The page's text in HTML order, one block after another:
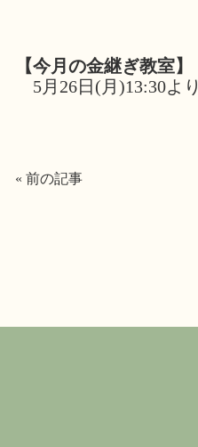
【今月の金継ぎ教室】
5月26日(月)13:30より
« 前の記事